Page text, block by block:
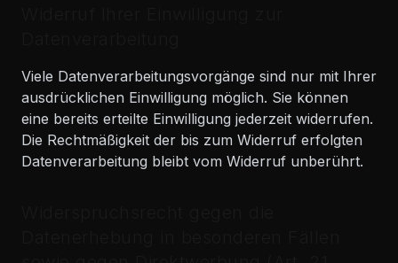
Viele Datenverarbeitungsvorgänge sind nur mit Ihrer
ausdrücklichen Einwilligung möglich. Sie können
eine bereits erteilte Einwilligung jederzeit widerrufen.
Die Rechtmäßigkeit der bis zum Widerruf erfolgten
Datenverarbeitung bleibt vom Widerruf unberührt.